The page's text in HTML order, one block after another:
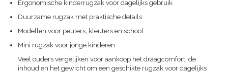
Ergonomische kinderrugzak voor dagelijks gebruik
Duurzame rugzak met praktische details
Modellen voor peuters, kleuters en school
Mini rugzak voor jonge kinderen
Veel ouders vergelijken voor aankoop het draagcomfort, de
inhoud en het gewicht om een geschikte rugzak voor dagelijks